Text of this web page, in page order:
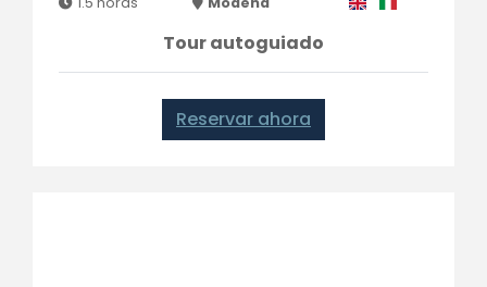
Tour autoguiado
Reservar ahora